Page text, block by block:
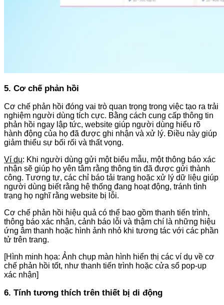
5. Cơ chế phản hồi
Cơ chế phản hồi đóng vai trò quan trọng trong việc tạo ra trải
nghiệm người dùng tích cực. Bằng cách cung cấp thông tin
phản hồi ngay lập tức, website giúp người dùng hiểu rõ
hành động của họ đã được ghi nhận và xử lý. Điều này giúp
giảm thiểu sự bối rối và thất vọng.
Ví dụ: Khi người dùng gửi một biểu mẫu, một thông báo xác
nhận sẽ giúp họ yên tâm rằng thông tin đã được gửi thành
công. Tương tự, các chỉ báo tải trang hoặc xử lý dữ liệu giúp
người dùng biết rằng hệ thống đang hoạt động, tránh tình
trạng họ nghĩ rằng website bị lỗi.
Cơ chế phản hồi hiệu quả có thể bao gồm thanh tiến trình,
thông báo xác nhận, cảnh báo lỗi và thậm chí là những hiệu
ứng âm thanh hoặc hình ảnh nhỏ khi tương tác với các phần
tử trên trang.
[Hình minh họa: Ảnh chụp màn hình hiển thị các ví dụ về cơ
chế phản hồi tốt, như thanh tiến trình hoặc cửa sổ pop-up
xác nhận]
6. Tính tương thích trên thiết bị di động